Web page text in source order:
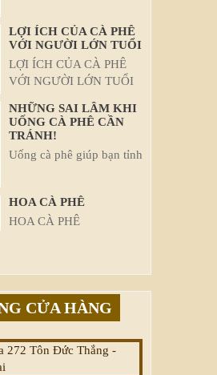
LỢI ÍCH CỦA CÀ PHÊ
VỚI NGƯỜI LỚN TUỔI
LỢI ÍCH CỦA CÀ PHÊ
VỚI NGƯỜI LỚN TUỔI
NHỮNG SAI LẦM KHI
UỐNG CÀ PHÊ CẦN
TRÁNH!
Uống cà phê giúp bạn tỉnh
mới. Tuy nhiên, nếu bạn
...
HOA CÀ PHÊ
HOA CÀ PHÊ
CỬA HÀNG